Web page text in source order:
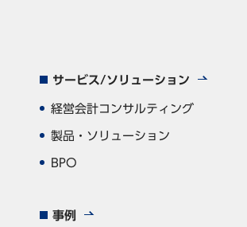
サービス/ソリューション
経営会計コンサルティング
製品・ソリューション
BPO
事例